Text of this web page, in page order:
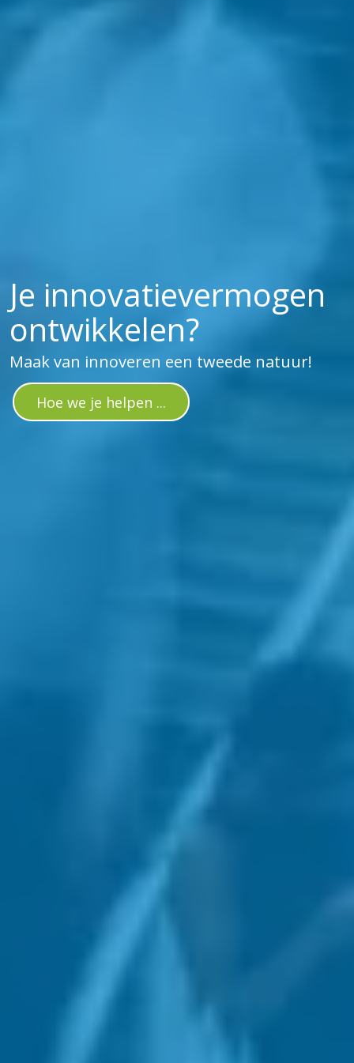
Je innovatie­­vermogen
ontwikkelen?
Maak van innoveren een tweede natuur!
Hoe we je helpen ...